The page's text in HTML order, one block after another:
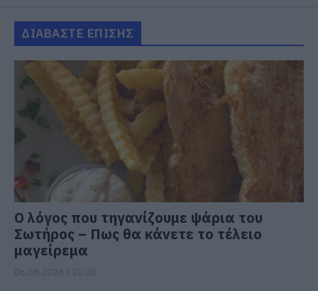
ΔΙΑΒΑΣΤΕ ΕΠΙΣΗΣ
Ο λόγος που τηγανίζουμε ψάρια του
Σωτήρος – Πως θα κάνετε το τέλειο
μαγείρεμα